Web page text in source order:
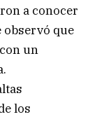
a conocer
observó que
un
los